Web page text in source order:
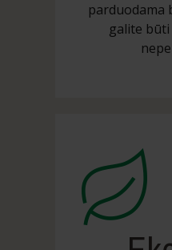
parduodama
galite